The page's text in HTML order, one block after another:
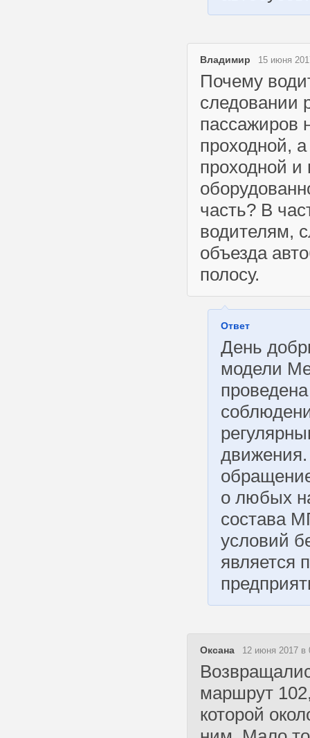
Владимир 15 июня
Почему
следовании
пассажиров
проходной,
проходной
часть? В
водителям,
объезда
полосу.
Ответ
День
модели
о любых
состава
условий
является
Оксана 12 июня 2017 в
маршрут
которой